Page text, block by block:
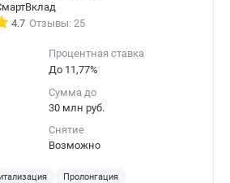
4.7 Отзывы: 25
Процентная ставка
До 11,77%
Сумма до
30 млн руб.
Снятие
Возможно
Пролонгация